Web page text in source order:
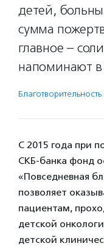
детей,
сумма
главное –
напоминают
С 2015 года при
СКБ-банка фонд
«Повседневная
позволяет
пациентам,
детской
детской